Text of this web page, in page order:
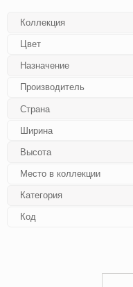
Коллекция
Цвет
Назначение
Производитель
Страна
Ширина
Высота
Место в коллекции
Категория
Код